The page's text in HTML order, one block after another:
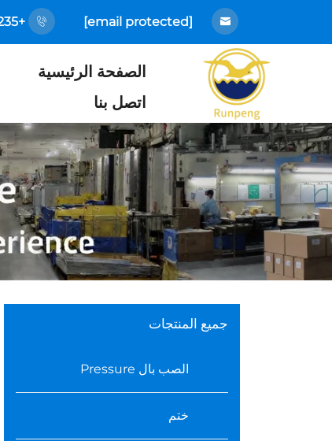
[email protected]
+86-18925258235
الصفحة الرئيسية
اتصل بنا
جميع المنتجات
الصب بال Pressure
ختم